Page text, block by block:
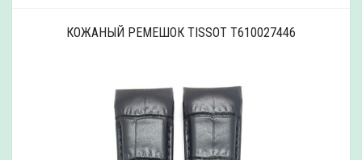
КОЖАНЫЙ РЕМЕШОК TISSOT T610027446